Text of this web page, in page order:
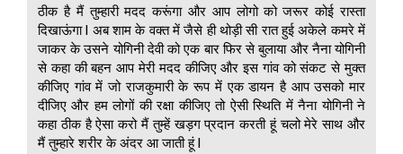
ठीक है मैं तुम्हारी मदद करूंगा और आप लोगो को जरूर कोई रास्ता
दिखाऊंगा l अब शाम के वक्त में जैसे ही थोड़ी सी रात हुई अकेले कमरे में
जाकर के उसने योगिनी देवी को एक बार फिर से बुलाया और नैना योगिनी
से कहा की बहन आप मेरी मदद कीजिए और इस गांव को संकट से मुक्त
कीजिए गांव में जो राजकुमारी के रूप में एक डायन है आप उसको मार
दीजिए और हम लोगों की रक्षा कीजिए तो ऐसी स्थिति में नैना योगिनी ने
कहा ठीक है ऐसा करो मैं तुम्हें खड़ग प्रदान करती हूं चलो मेरे साथ और
मैं तुम्हारे शरीर के अंदर आ जाती हूं l